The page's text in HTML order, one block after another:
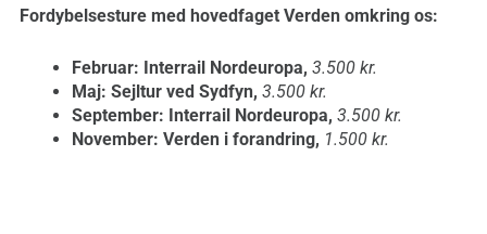
Fordybelsesture med hovedfaget Verden omkring os:
Februar: Interrail Nordeuropa, 3.500 kr.
Maj: Sejltur ved Sydfyn, 3.500 kr.
September: Interrail Nordeuropa, 3.500 kr.
November: Verden i forandring, 1.500 kr.